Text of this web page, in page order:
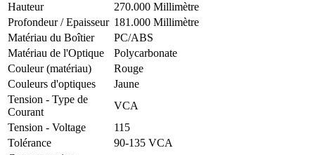
Hauteur
270.000 Millimètre
Profondeur / Epaisseur 181.000 Millimètre
Matériau du Boîtier
PC/ABS
Matériau de l'Optique
Polycarbonate
Couleur (matériau)
Rouge
Couleurs d'optiques
Jaune
Tension - Type de
Courant
VCA
Tension - Voltage
115
Tolérance
90-135 VCA